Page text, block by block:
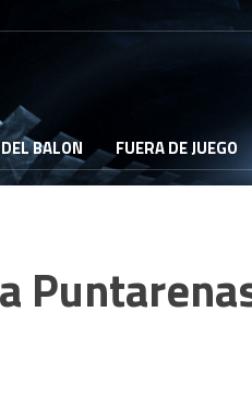
BALON FUERA DE JUEGO